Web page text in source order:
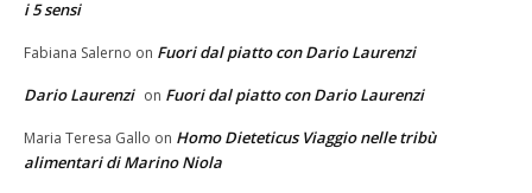
i 5 sensi
Fabiana Salerno on Fuori dal piatto con Dario Laurenzi
Dario Laurenzi on Fuori dal piatto con Dario Laurenzi
Maria Teresa Gallo on Homo Dieteticus Viaggio nelle tribù
alimentari di Marino Niola